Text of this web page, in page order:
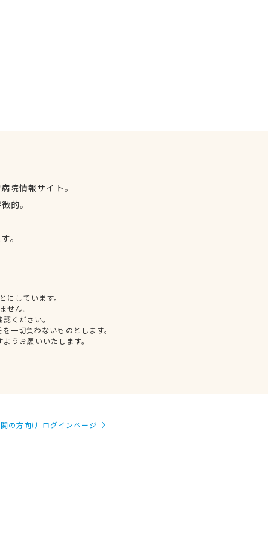
院情報サイト。
的。
。
しています。
せん。
ください。
一切負わないものとします。
うお願いいたします。
の方向け ログインページ